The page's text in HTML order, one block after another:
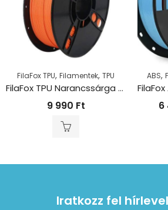
FilaFox TPU, Filamentek, TPU
FilaFox TPU Narancssárga 95A (1000g / 1,75mm)
9 990 Ft
ABS,
6
Iratkozz fel